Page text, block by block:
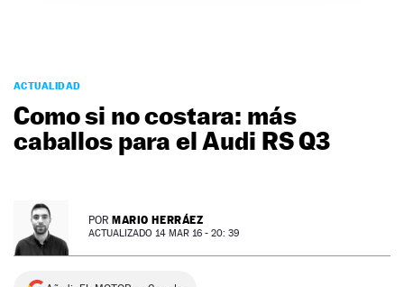
PODCAST
MOTOS
TECNOLOGÍA
PREMIOS
SERVICIOS
ACTUALIDAD
Como si no costara: más
caballos para el Audi RS Q3
POR MARIO HERRÁEZ
ACTUALIZADO 14 MAR 16 - 20: 39